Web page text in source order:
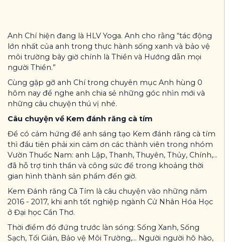
Anh Chí hiện đang là HLV Yoga. Anh cho rằng “tác động
lớn nhất của anh trong thực hành sống xanh và bảo vệ
môi trường bây giờ chính là Thiền và Hướng dẫn mọi
người Thiền.”
Cùng gặp gỡ anh Chí trong chuyên mục Anh hùng 0
hôm nay để nghe anh chia sẻ những góc nhìn mới và
những câu chuyện thú vị nhé.
Câu chuyện về Kem đánh răng cà tím
Để có cảm hứng để anh sáng tạo Kem đánh răng cà tím
thì đầu tiên phải xin cảm ơn các thành viên trong nhóm
Vườn Thuốc Nam: anh Lập, Thanh, Thuyên, Thủy, Chính,...
đã hỗ trợ tinh thần và công sức để trong khoảng thời
gian hình thành sản phẩm đến giờ.
Kem Đánh răng Cà Tím là câu chuyện vào những năm
2016 - 2017, khi anh tốt nghiệp ngành Cử Nhân Hóa Học
ở Đại học Cần Thơ.
Thời điểm đó đứng trước làn sóng: Sống Xanh, Sống
Sạch, Tối Giản, Bảo vệ Môi Trường,... Người người hô hào,